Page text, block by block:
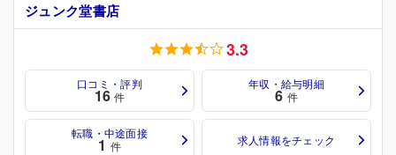
ジュンク堂書店
3.3
口コミ・評判
16 件
年収・給与明細
6 件
転職・中途面接
1 件 求人情報をチェック